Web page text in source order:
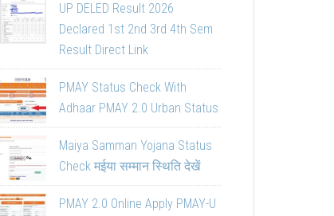
UP DELED Result 2026
Declared 1st 2nd 3rd 4th Sem
Result Direct Link
PMAY Status Check With
Adhaar PMAY 2.0 Urban Status
Maiya Samman Yojana Status
Check मईया सम्मान स्थिति देखें
PMAY 2.0 Online Apply PMAY-U